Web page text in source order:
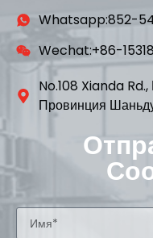
Whatsapp:852-
Wechat:+86-
No.108 Xianda
Провинция